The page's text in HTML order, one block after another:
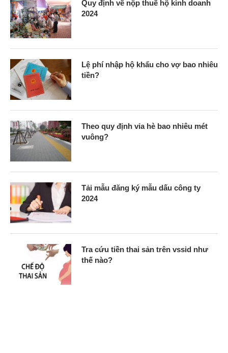
Quy định về nộp thuế hộ kinh doanh
2024
Lệ phí nhập hộ khẩu cho vợ bao nhiêu
tiền?
Theo quy định vỉa hè bao nhiêu mét
vuông?
Tải mẫu đăng ký mẫu dấu công ty
2024
Tra cứu tiền thai sản trên vssid như
thế nào?